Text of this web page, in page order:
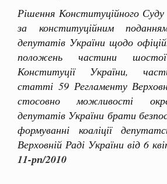
Рішення Конституційного Суду
за конституційним
депутатів України щодо
положень частини
Конституції України,
статті 59 Регламенту
стосовно можливості
депутатів України брати
формуванні коаліції
Верховній Раді України від 6
11-рп/2010